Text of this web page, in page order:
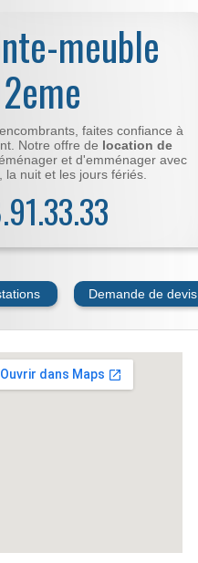
meuble
faites confiance à
Notre offre de location de
et d'emménager avec
la nuit et les jours fériés.
Demande de devis